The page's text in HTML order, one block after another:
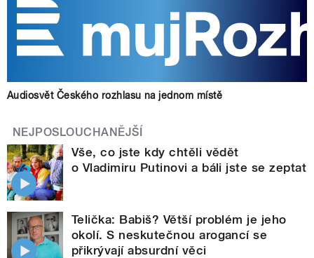
Audiosvět Českého rozhlasu na jednom místě
NEJPOSLOUCHANĚJŠÍ
Vše, co jste kdy chtěli vědět
o Vladimiru Putinovi a báli jste se zeptat
Telička: Babiš? Větší problém je jeho
okolí. S neskutečnou arogancí se
přikrývají absurdní věci